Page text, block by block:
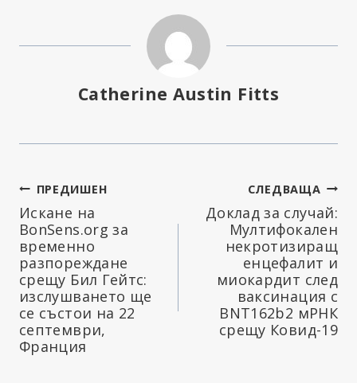
Catherine Austin Fitts
Навигация
ПРЕДИШЕН
Искане на
BonSens.org за
временно
разпореждане
срещу Бил Гейтс:
изслушването ще
се състои на 22
септември,
Франция
СЛЕДВАЩА
Доклад за случай:
Мултифокален
некротизиращ
енцефалит и
миокардит след
ваксинация с
BNT162b2 мРНК
срещу Ковид-19